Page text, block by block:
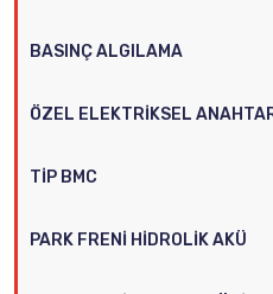
BASINÇ ALGILAMA
ÖZEL ELEKTRIKSEL
TIP BMC
PARK FRENI HIDROLIK AKÜ